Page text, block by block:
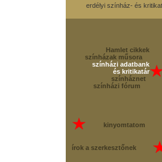
erdélyi színház- és
Hamlet cikkek
színházak műsora
színházi adatbank
és kritikatár
színháznet
színházi fórum
kinyomtatom
írok a szerkesztőnek